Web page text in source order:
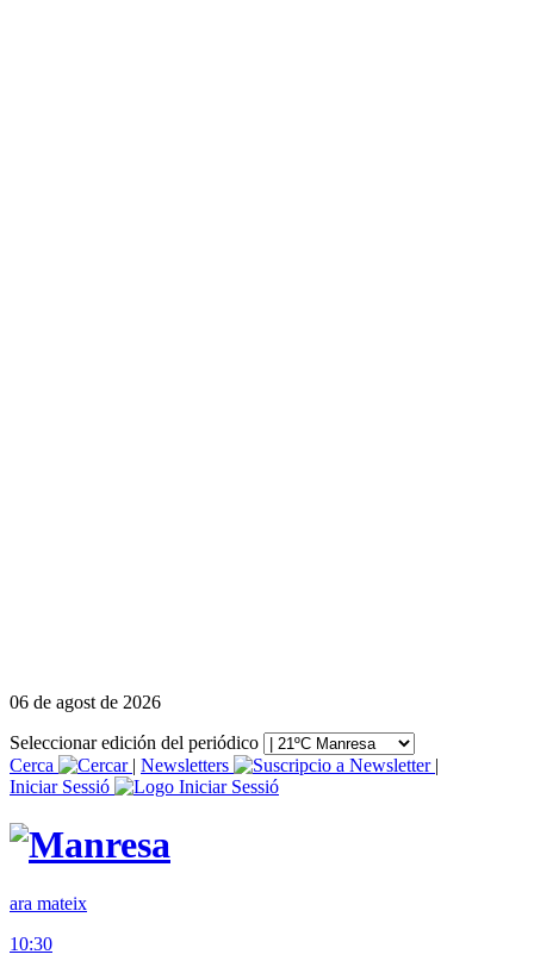
06 de agost de 2026
Seleccionar edición del periódico
Cerca
| Newsletters
|
Iniciar Sessió
ara mateix
10:30